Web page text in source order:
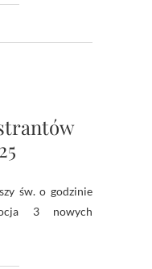
św. o godzinie
3 nowych